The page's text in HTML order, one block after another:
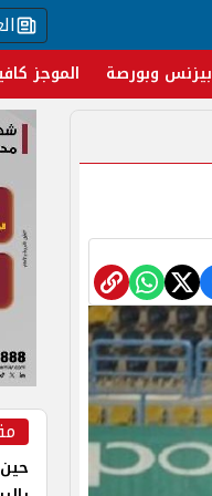
بيزنس وبورصة الموجز